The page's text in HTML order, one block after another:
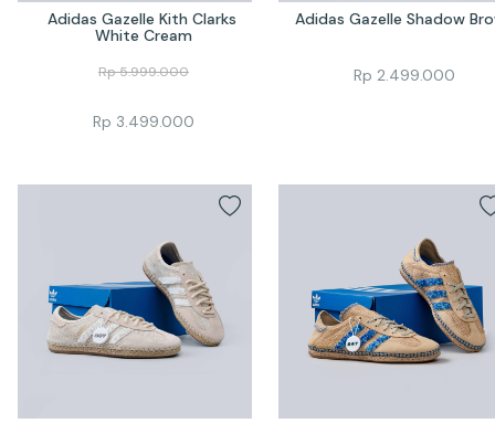
Adidas Gazelle Kith Clarks
White Cream
Rp5.999.000
Rp 3.499.000
Adidas Gazelle Shadow
Rp 2.499.000